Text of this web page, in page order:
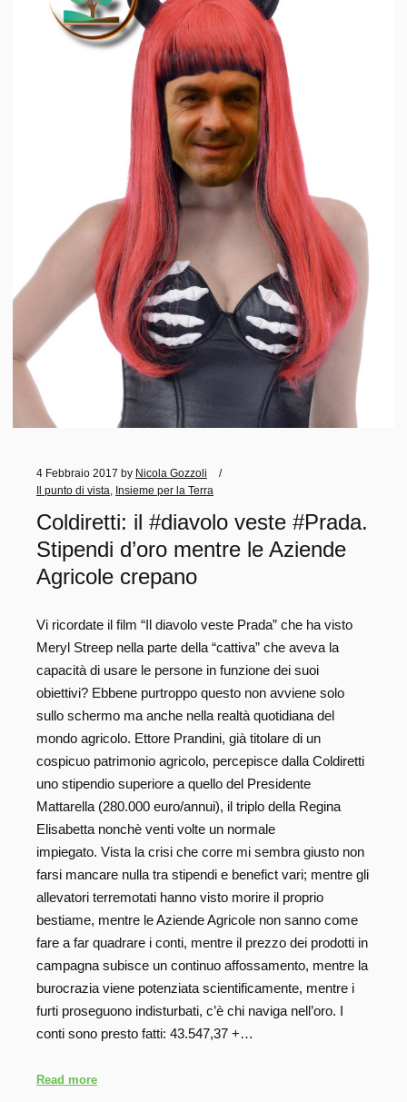
4 Febbraio 2017 by Nicola Gozzoli
Il punto di vista
Insieme per la Terra
Coldiretti: il #diavolo veste #Prada.
Stipendi d’oro mentre le Aziende
Agricole crepano
Vi ricordate il film “Il diavolo veste Prada” che ha visto
Meryl Streep nella parte della “cattiva” che aveva la
capacità di usare le persone in funzione dei suoi
obiettivi? Ebbene purtroppo questo non avviene solo
sullo schermo ma anche nella realtà quotidiana del
mondo agricolo. Ettore Prandini, già titolare di un
cospicuo patrimonio agricolo, percepisce dalla Coldiretti
uno stipendio superiore a quello del Presidente
Mattarella (280.000 euro/annui), il triplo della Regina
Elisabetta nonchè venti volte un normale
impiegato. Vista la crisi che corre mi sembra giusto non
farsi mancare nulla tra stipendi e benefict vari; mentre gli
allevatori terremotati hanno visto morire il proprio
bestiame, mentre le Aziende Agricole non sanno come
fare a far quadrare i conti, mentre il prezzo dei prodotti in
campagna subisce un continuo affossamento, mentre la
burocrazia viene potenziata scientificamente, mentre i
furti proseguono indisturbati, c’è chi naviga nell’oro. I
conti sono presto fatti: 43.547,37 +…
Read more